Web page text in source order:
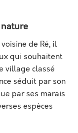
de Ré, il
qui souhaitent
village classé
séduit par son
par ses marais
espèces